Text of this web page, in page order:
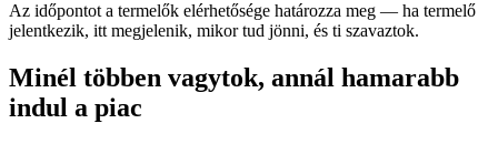
Az időpontot a termelők elérhetősége határozza meg — ha termelő
jelentkezik, itt megjelenik, mikor tud jönni, és ti szavaztok.
Minél többen vagytok, annál hamarabb
indul a piac